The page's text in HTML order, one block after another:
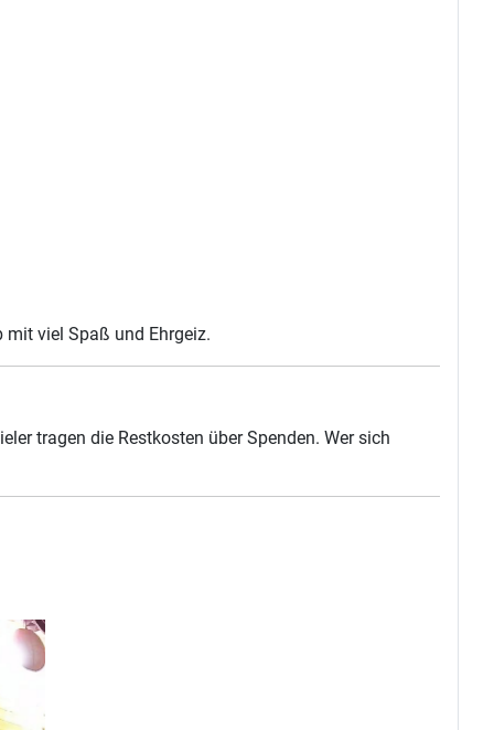
viel Spaß und Ehrgeiz.
tragen die Restkosten über Spenden. Wer sich